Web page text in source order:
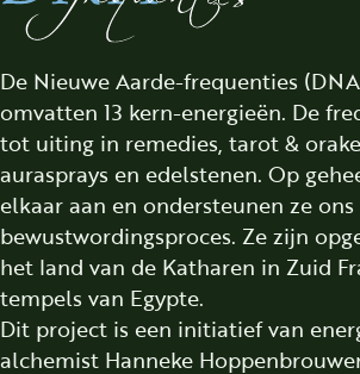
De Nieuwe Aarde-frequenties
omvatten 13 kern-energieën. De
tot uiting in remedies, tarot &
aurasprays en edelstenen. Op
elkaar aan en ondersteunen ze ons
bewustwordingsproces. Ze zijn
het land van de Katharen in Zuid
tempels van Egypte.
Dit project is een initiatief van
alchemist Hanneke